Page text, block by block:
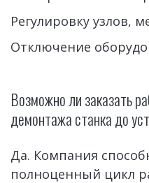
Регулировку узлов,
Отключение
Возможно ли заказать
демонтажа станка до
Да. Компания
полноценный цикл